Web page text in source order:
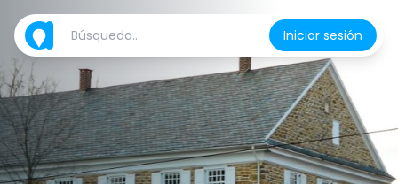
Iniciar sesión